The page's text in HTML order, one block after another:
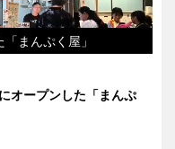
まんぷく屋」
オープンした「まんぷ